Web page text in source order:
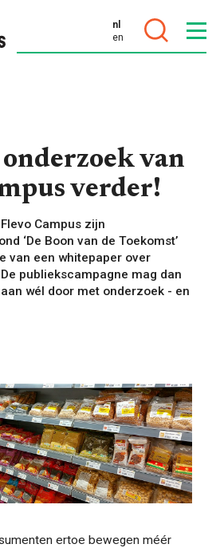
nl
en
van
verder!
Campus zijn
‘De Boon van de Toekomst’
van een whitepaper over
publiekscampagne mag dan
wél door met onderzoek - en
ertoe bewegen méér